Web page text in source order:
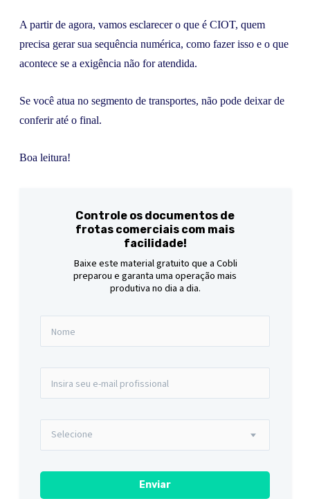
A partir de agora, vamos esclarecer o que é CIOT, quem
precisa gerar sua sequência numérica, como fazer isso e o que
acontece se a exigência não for atendida.
Se você atua no segmento de transportes, não pode deixar de
conferir até o final.
Boa leitura!
Controle os documentos de
frotas comerciais com mais
facilidade!
Baixe este material gratuito que a Cobli
preparou e garanta uma operação mais
produtiva no dia a dia.